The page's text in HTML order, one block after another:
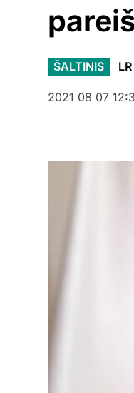
ŠALTINIS
2021 08 07